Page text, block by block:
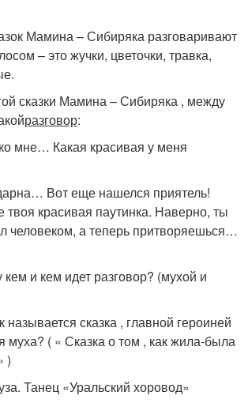
Мамина – Сибиряка разговаривают
– это жучки, цветочки, травка,
сказки Мамина – Сибиряка , между
разговор:
мне… Какая красивая у меня
Вот еще нашелся приятель!
твоя красивая паутинка. Наверно, ты
человеком, а теперь притворяешься…
и кем идет разговор? (мухой и
называется сказка , главной героиней
муха? ( « Сказка о том , как жила-была
)
Танец «Уральский хоровод»